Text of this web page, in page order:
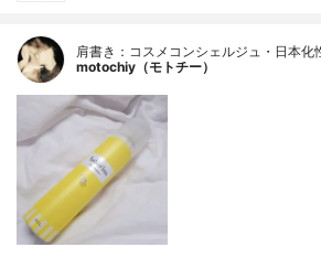
肩書き：コスメコンシェルジュ・日本化
motochiy（モトチー）